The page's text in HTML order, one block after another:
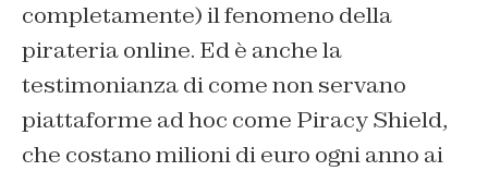
completamente) il fenomeno della
pirateria online. Ed è anche la
testimonianza di come non servano
piattaforme ad hoc come Piracy Shield,
che costano milioni di euro ogni anno ai